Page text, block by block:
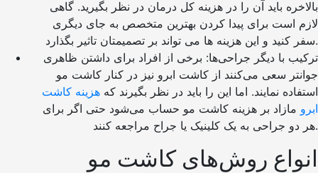
بالاخره باید آن را در هزینه کل درمان در نظر بگیرید. گاهی
لازم است برای پیدا کردن بهترین متخصص به جای دیگری
سفر کنید و این هزینه ها می تواند بر تصمیمتان تاثیر بگذارد.
ترکیب با دیگر جراحی‌ها: برخی از افراد برای داشتن ظاهری
جوانتر سعی می‌کنند از کاشت ابرو نیز در کنار کاشت مو
استفاده نمایند. اما این را باید در نظر بگیرند که هزینه کاشت
ابرو مازاد بر هزینه کاشت مو حساب می‌شود حتی اگر برای
هر دو جراحی به یک کلینیک یا جراح مراجعه کنند.
انواع روش‌های کاشت مو